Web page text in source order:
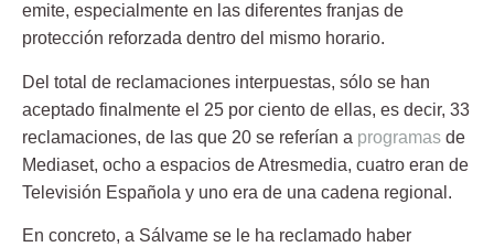
emite, especialmente en las diferentes franjas de
protección reforzada dentro del mismo horario.
Del total de reclamaciones interpuestas, sólo se han
aceptado finalmente el 25 por ciento de ellas, es decir, 33
reclamaciones, de las que 20 se referían a programas de
Mediaset, ocho a espacios de Atresmedia, cuatro eran de
Televisión Española y uno era de una cadena regional.
En concreto, a Sálvame se le ha reclamado haber